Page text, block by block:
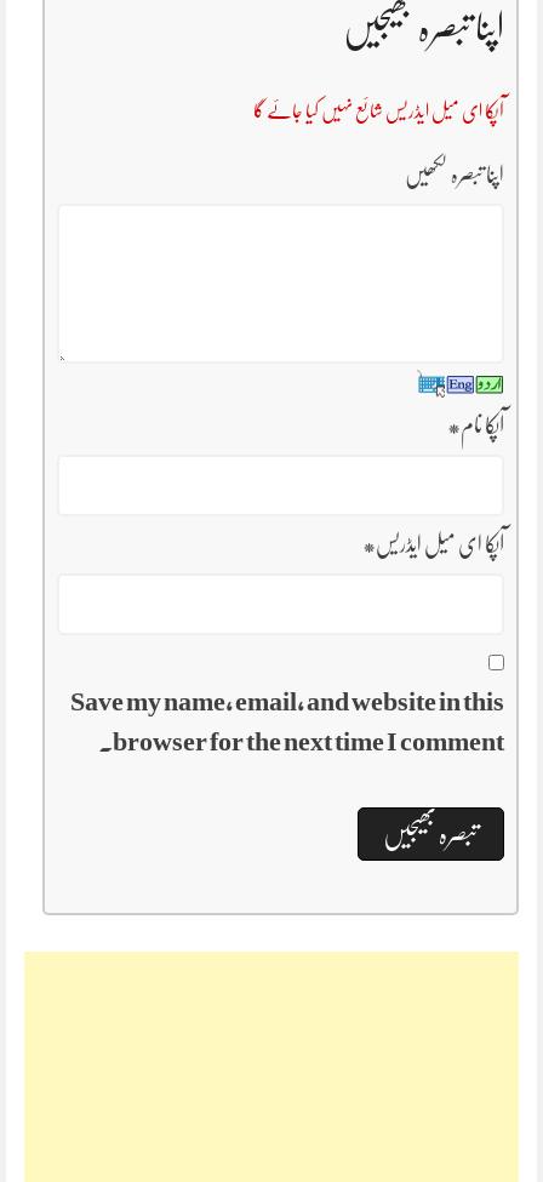
اپنا تبصرہ بھیجیں
آپکا ای میل ایڈریس شائع نہیں کیا جائے گا
اپنا تبصرہ لکھیں
آپکا نام*
آپکا ای میل ایڈریس*
Save my name, email, and website in this
browser for the next time I comment.